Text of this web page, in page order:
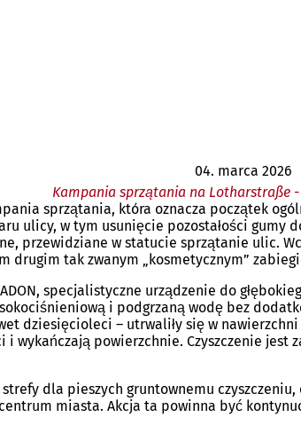
04. marca 2026
Kampania sprzątania na Lotharstraße
sprzątania, która oznacza początek
ulicy, w tym usunięcie pozostałości gumy
przewidziane w statucie sprzątanie ulic.
drugim tak zwanym „kosmetycznym”
specjalistyczne urządzenie do
i podgrzaną wodę bez
dziesięcioleci – utrwaliły się w
i wykańczają powierzchnie. Czyszczenie
dla pieszych gruntownemu
miasta. Akcja ta powinna być